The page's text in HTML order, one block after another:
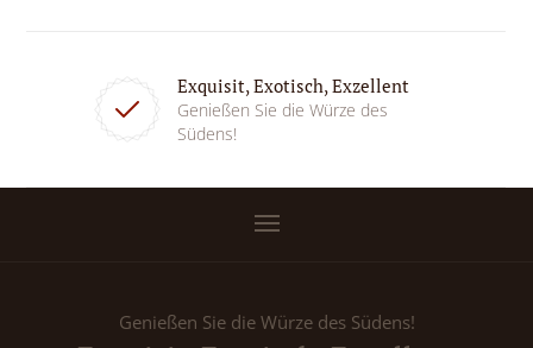
Exquisit, Exotisch, Exzellent
Genießen Sie die Würze des
Südens!
Genießen Sie die Würze des Südens!